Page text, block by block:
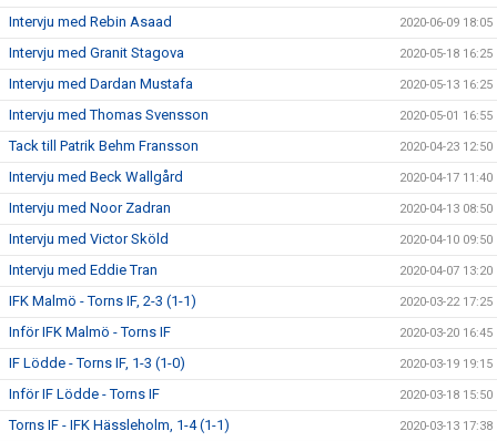
Intervju med Rebin Asaad 2020-06-09 18:05
Intervju med Granit Stagova 2020-05-18 16:25
Intervju med Dardan Mustafa 2020-05-13 16:25
Intervju med Thomas Svensson 2020-05-01 16:55
Tack till Patrik Behm Fransson 2020-04-23 12:50
Intervju med Beck Wallgård 2020-04-17 11:40
Intervju med Noor Zadran 2020-04-13 08:50
Intervju med Victor Sköld 2020-04-10 09:50
Intervju med Eddie Tran 2020-04-07 13:20
IFK Malmö - Torns IF, 2-3 (1-1) 2020-03-22 17:25
Inför IFK Malmö - Torns IF 2020-03-20 16:45
IF Lödde - Torns IF, 1-3 (1-0) 2020-03-19 19:15
Inför IF Lödde - Torns IF 2020-03-18 15:50
Torns IF - IFK Hässleholm, 1-4 (1-1) 2020-03-13 17:38